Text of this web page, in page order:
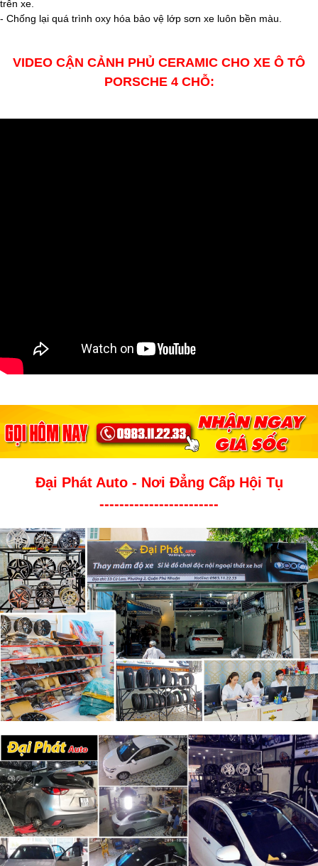
trên xe.
- Chống lại quá trình oxy hóa bảo vệ lớp sơn xe luôn bền màu.
VIDEO CẬN CẢNH PHỦ CERAMIC CHO XE Ô TÔ
PORSCHE 4 CHỖ:
Đại Phát Auto - Nơi Đẳng Cấp Hội Tụ
------------------------